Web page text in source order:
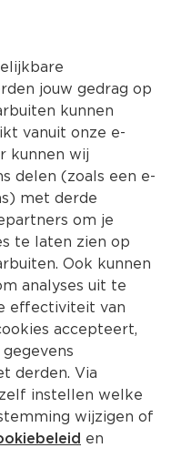
Kies jouw
Producten
jouw gedrag op
kunnen
vanuit onze e-
kunnen wij
delen (zoals een e-
met derde
om je
te laten zien op
Ook kunnen
analyses uit te
effectiviteit van
accepteert,
derden. Via
instellen welke
wijzigen of
en